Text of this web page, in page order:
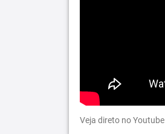
Veja direto no Youtube